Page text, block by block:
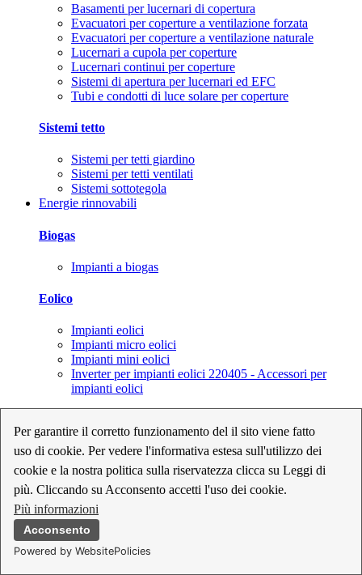
Per garantire il corretto funzionamento del il sito viene fatto
uso di cookie. Per vedere l'informativa estesa sull'utilizzo dei
cookie e la nostra politica sulla riservatezza clicca su Leggi di
più. Cliccando su Acconsento accetti l'uso dei cookie.
Più informazioni
Acconsento
Powered by WebsitePolicies
Basamenti per lucernari di copertura
Evacuatori per coperture a ventilazione forzata
Evacuatori per coperture a ventilazione naturale
Lucernari a cupola per coperture
Lucernari continui per coperture
Sistemi di apertura per lucernari ed EFC
Tubi e condotti di luce solare per coperture
Sistemi tetto
Sistemi per tetti giardino
Sistemi per tetti ventilati
Sistemi sottotegola
Energie rinnovabili
Biogas
Impianti a biogas
Eolico
Impianti eolici
Impianti micro eolici
Impianti mini eolici
Inverter per impianti eolici 220405 - Accessori per
impianti eolici
Cavi, connettori e sezionatori per impianti fotovoltaici
Inverter per impianti fotovoltaici
Kit per impianti fotovoltaici
Moduli fotovoltaici
Sistemi di monitoraggio per impianti fotovoltaici
Strumenti di collaudo e configurazione per impianti
fotovoltaici
Supporti per impianti fotovoltaici